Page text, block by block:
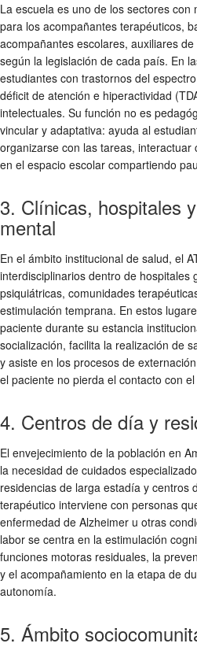
La escuela es uno de los sectores con
para los acompañantes terapéuticos,
acompañantes escolares, auxiliares
según la legislación de cada país. En
estudiantes con trastornos del
déficit de atención e hiperactividad
intelectuales. Su función no es
vincular y adaptativa: ayuda al
organizarse con las tareas,
en el espacio escolar compartiendo
3. Clínicas, hospitales
mental
En el ámbito institucional de salud, el
interdisciplinarios dentro de hospitales
psiquiátricas, comunidades
estimulación temprana. En estos
paciente durante su estancia
socialización, facilita la realización de
y asiste en los procesos de
el paciente no pierda el contacto con
4. Centros de día y
El envejecimiento de la población en
la necesidad de cuidados
residencias de larga estadía y centros
terapéutico interviene con personas
enfermedad de Alzheimer u otras
labor se centra en la estimulación
funciones motoras residuales, la
y el acompañamiento en la etapa de
autonomía.
5. Ámbito